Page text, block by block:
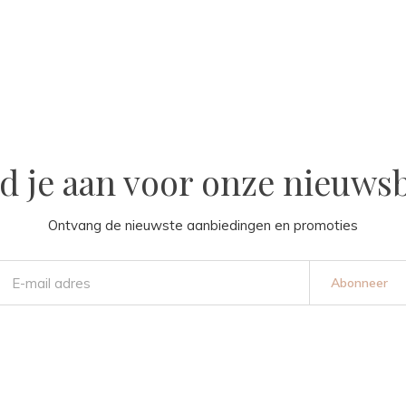
je aan voor onze
Ontvang de nieuwste aanbiedingen en promoties
Abonneer